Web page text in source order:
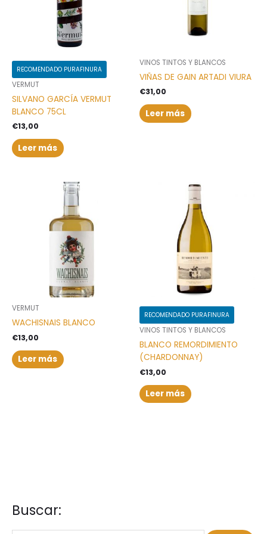
Buscar:
B
RECOMENDADO PURAFINURA
VERMUT
SILVANO GARCÍA VERMUT
BLANCO 75CL
€13,00
Leer más
VINOS TINTOS Y BLANCOS
VIÑAS DE GAIN ARTADI VIURA
€31,00
Leer más
VERMUT
WACHISNAIS BLANCO
€13,00
Leer más
RECOMENDADO PURAFINURA
VINOS TINTOS Y BLANCOS
BLANCO REMORDIMIENTO
(CHARDONNAY)
€13,00
Leer más